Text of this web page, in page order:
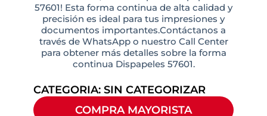
57601! Esta forma continua de alta calidad y
precisión es ideal para tus impresiones y
documentos importantes.Contáctanos a
través de WhatsApp o nuestro Call Center
para obtener más detalles sobre la forma
continua Dispapeles 57601.
CATEGORIA: SIN CATEGORIZAR
COMPRA MAYORISTA